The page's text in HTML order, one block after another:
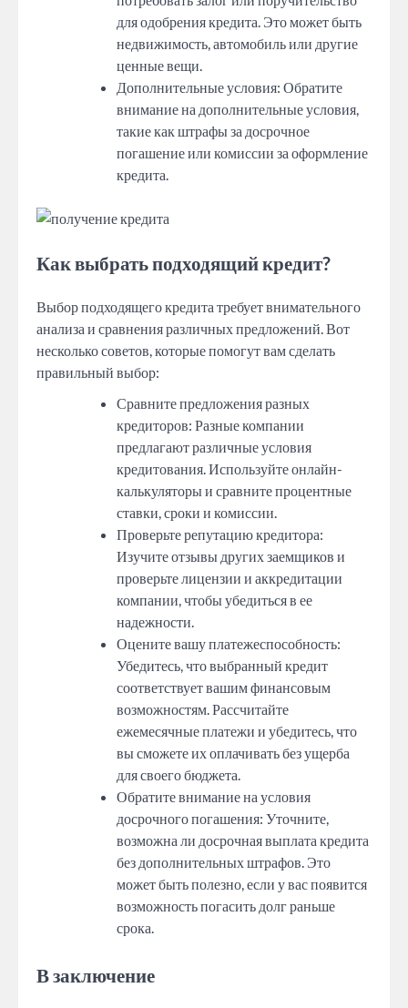
для одобрения кредита. Это может быть
недвижимость, автомобиль или другие
ценные вещи.
Дополнительные условия: Обратите
внимание на дополнительные условия,
такие как штрафы за досрочное
погашение или комиссии за оформление
кредита.
Как выбрать подходящий кредит?
Выбор подходящего кредита требует внимательного
анализа и сравнения различных предложений. Вот
несколько советов, которые помогут вам сделать
правильный выбор:
Сравните предложения разных
кредиторов: Разные компании
предлагают различные условия
кредитования. Используйте онлайн-
калькуляторы и сравните процентные
ставки, сроки и комиссии.
Проверьте репутацию кредитора:
Изучите отзывы других заемщиков и
проверьте лицензии и аккредитации
компании, чтобы убедиться в ее
надежности.
Оцените вашу платежеспособность:
Убедитесь, что выбранный кредит
соответствует вашим финансовым
возможностям. Рассчитайте
ежемесячные платежи и убедитесь, что
вы сможете их оплачивать без ущерба
для своего бюджета.
Обратите внимание на условия
досрочного погашения: Уточните,
возможна ли досрочная выплата кредита
без дополнительных штрафов. Это
может быть полезно, если у вас появится
возможность погасить долг раньше
срока.
В заключение